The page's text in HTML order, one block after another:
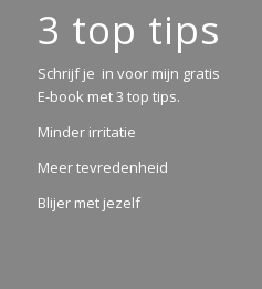
3 top tips
Schrijf je in voor mijn gratis
E-book met 3 top tips.
Minder irritatie
Meer tevredenheid
Blijer met jezelf